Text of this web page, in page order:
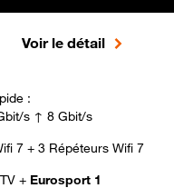
Voir le détail
:
s ↑ 8 Gbit/s
7 + 3 Répéteurs Wifi 7
+ Eurosport 1